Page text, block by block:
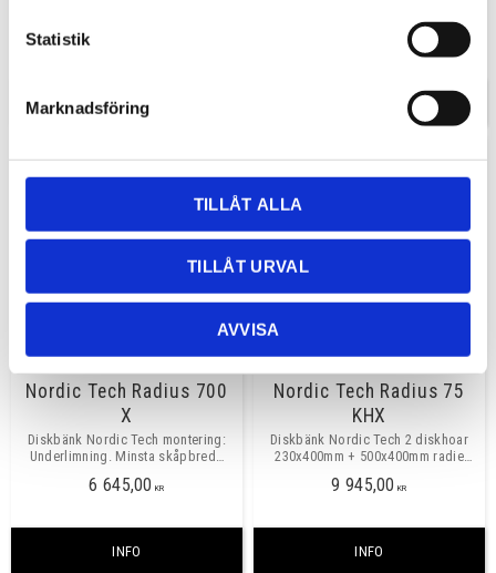
Statistik
Marknadsföring
TILLÅT ALLA
TILLÅT URVAL
AVVISA
6 195,00
INFO
ho till vänster. Minsta skåpbredd
Nordic Tech Radius 700
X
Diskbänk Nordic Tech montering:
Underlimning. Minsta skåpbredd
6 645,00 KR
INFO
Nordic Tech Radius 75
KHX
Diskbänk Nordic Tech 2 diskhoar
230x400mm + 500x400mm radie
Finns även med stor ho till vänster
9 945,00 KR
INFO